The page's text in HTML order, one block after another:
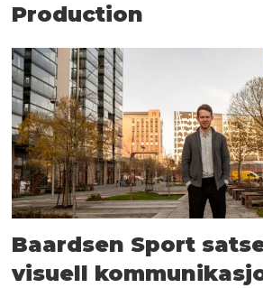
Production
Baardsen Sport
visuell